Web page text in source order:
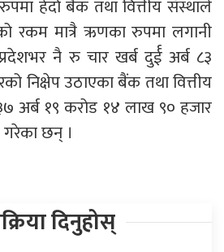
हेर्दा बैंक तथा वित्तीय संस्थाले
रकम मात्रै ऋणका रुपमा लगानी
नै रु चार खर्ब दुर्ई अर्ब ८३
निक्षेप उठाएका बैंक तथा वित्तीय
अर्ब १९ करोड १४ लाख ९० हजार
छन् ।
दिनुहोस्